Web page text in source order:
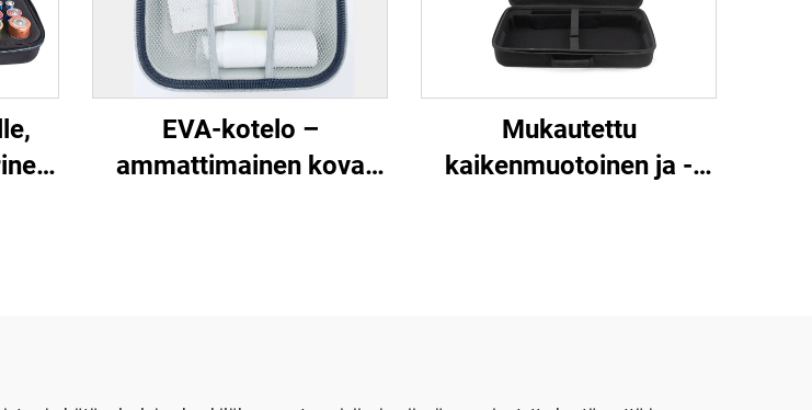
EVA-kotelo –
ammattimainen kova
Mukautettu
kaikenmuotoinen ja -